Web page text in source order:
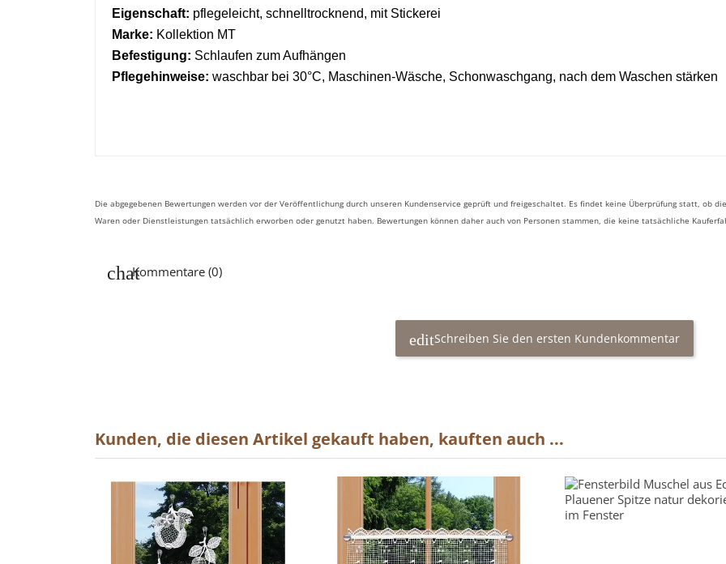
Eigenschaft: pflegeleicht, schnelltrocknend, mitStickerei
Marke: Kollektion MT
Befestigung: Schlaufen zum Aufhängen
Pflegehinweise: waschbar bei 30°C, Maschinen-Wäsche, Schonwaschgang, nach dem Waschen stärken
Die abgegebenen Bewertungen werden vor der Veröffentlichung durch unseren Kundenservice geprüft und freigeschaltet. Es findet keine Überprüfung statt, ob
Waren oder Dienstleistungen tatsächlich erworben oder genutzt haben. Bewertungen können daher auch von Personen stammen, die keine tatsächliche
Kommentare (0)
Schreiben Sie den ersten Kundenkommentar
Kunden, die diesen Artikel gekauft haben, kauften auch ...